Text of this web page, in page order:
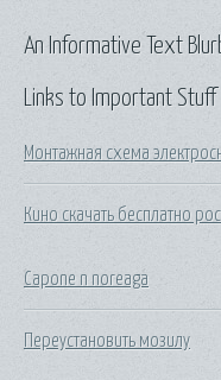
Links to Important Stuff
Монтажная схема
Кино скачать бесплатно
Capone n noreaga
Переустановить мозилу
An Informative Text